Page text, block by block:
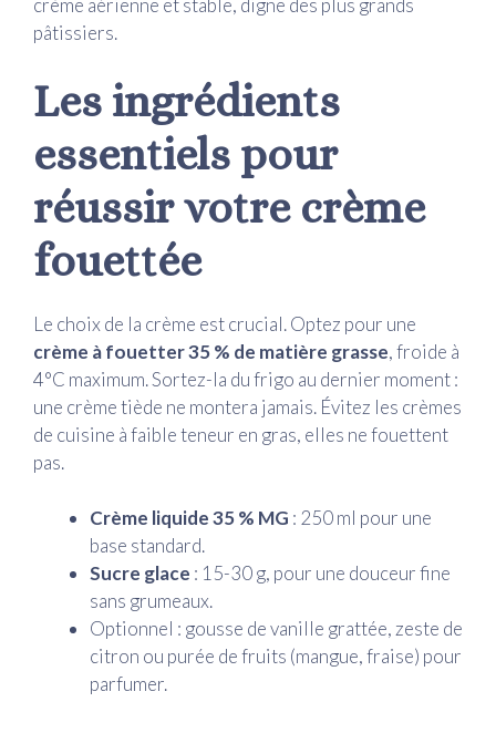
crème aérienne et stable, digne des plus grands
pâtissiers.
Les ingrédients
essentiels pour
réussir votre crème
fouettée
Le choix de la crème est crucial. Optez pour une
crème à fouetter 35 % de matière grasse, froide à
4°C maximum. Sortez-la du frigo au dernier moment :
une crème tiède ne montera jamais. Évitez les crèmes
de cuisine à faible teneur en gras, elles ne fouettent
pas.
Crème liquide 35 % MG : 250 ml pour une
base standard.
Sucre glace : 15-30 g, pour une douceur fine
sans grumeaux.
Optionnel : gousse de vanille grattée, zeste de
citron ou purée de fruits (mangue, fraise) pour
parfumer.